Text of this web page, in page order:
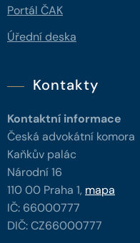
Portál ČAK
Úřední deska
Kontakty
Kontaktní informace
Česká advokátní komora
Kaňkův palác
Národní 16
110 00 Praha 1, mapa
IČ: 66000777
DIČ: CZ66000777